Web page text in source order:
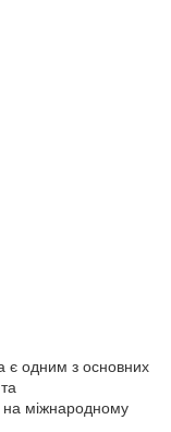
є одним з основних
на міжнародному